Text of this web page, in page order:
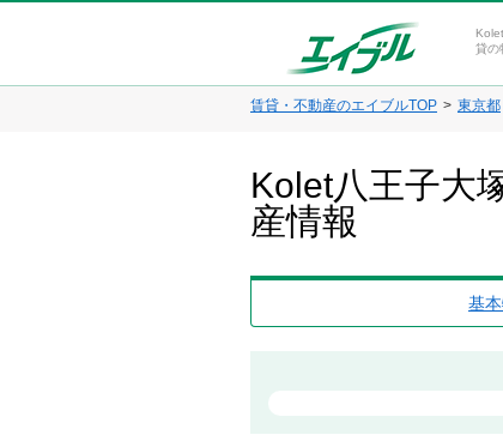
貸の
賃貸・不動産のエイブルTOP 東京都
Kolet八王子大
産情報
基